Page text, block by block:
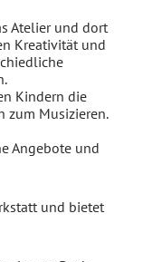
Atelier und dort
Kreativität und
Kindern die
zum Musizieren.
Angebote und
und bietet